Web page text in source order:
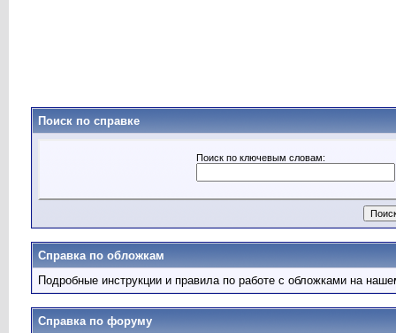
Поиск по справке
Поиск по ключевым словам:
Справка по обложкам
Подробные инструкции и правила по работе с обложками на
Справка по форуму